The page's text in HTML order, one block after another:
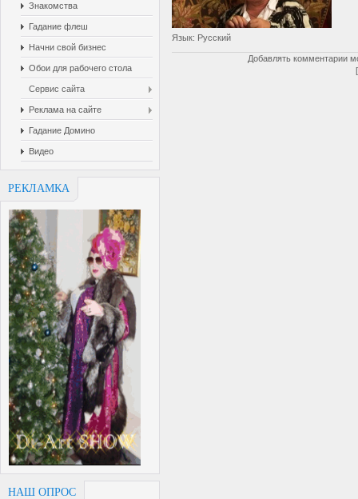
Знакомства
Гадание флеш
Начни свой бизнес
Обои для рабочего стола
Сервис сайта
Реклама на сайте
Гадание Домино
Видео
РЕКЛАМКА
НАШ ОПРОС
Язык: Русский
Добавлять комментарии